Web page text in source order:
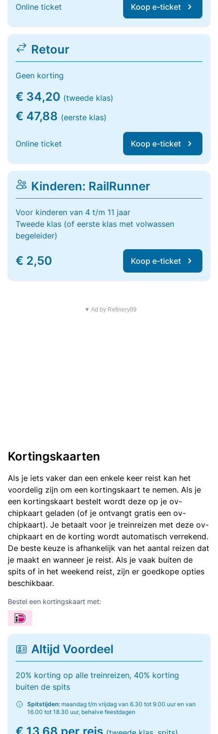
Online ticket Koop e-ticket
Retour
Geen korting
€ 34,20 (tweede klas)
€ 47,88 (eerste klas)
Online ticket Koop e-ticket
Kinderen: RailRunner
Voor kinderen van 4 t/m 11 jaar
Tweede klas (of eerste klas met volwassen
begeleider)
€ 2,50 Koop e-ticket
▼ Ad by Refinery89
Kortingskaarten
Als je iets vaker dan een enkele keer reist kan het
voordelig zijn om een kortingskaart te nemen. Als je
een kortingskaart bestelt wordt deze op je ov-
chipkaart geladen (of je ontvangt gratis een ov-
chipkaart). Je betaalt voor je treinreizen met deze ov-
chipkaart en de korting wordt automatisch verrekend.
De beste keuze is afhankelijk van het aantal reizen dat
je maakt en wanneer je reist. Als je vaak buiten de
spits of in het weekend reist, zijn er goedkope opties
beschikbaar.
Bestel een kortingskaart met:
Altijd Voordeel
20% korting op alle treinreizen, 40% korting
buiten de spits
Spitstijden: maandag t/m vrijdag van 6.30 tot 9.00 uur en van
16.00 tot 18.30 uur, behalve feestdagen